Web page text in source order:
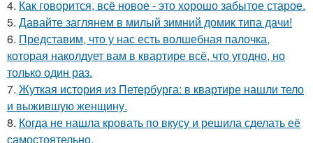
4. Как говорится, всё новое - это хорошо забытое старое.
5. Давайте заглянем в милый зимний домик типа дачи!
6. Представим, что у нас есть волшебная палочка,
которая наколдует вам в квартире всё, что угодно, но
только один раз.
7. Жуткая история из Петербурга: в квартире нашли тело
и выжившую женщину.
8. Когда не нашла кровать по вкусу и решила сделать её
самостоятельно.